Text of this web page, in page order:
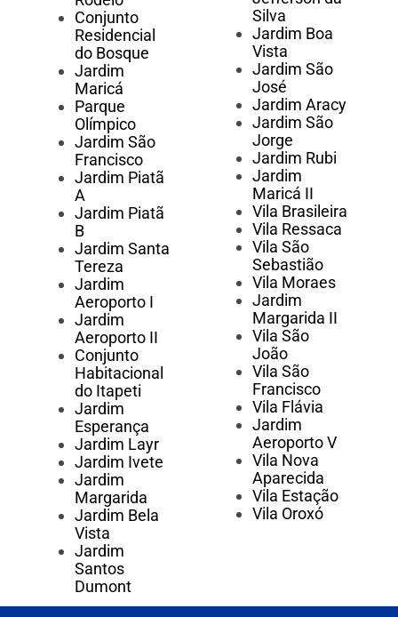
Conjunto
Residencial
do Bosque
Jardim
Maricá
Parque
Olímpico
Jardim São
Francisco
Jardim Piatã
A
Jardim Piatã
B
Jardim Santa
Tereza
Jardim
Aeroporto I
Jardim
Aeroporto II
Conjunto
Habitacional
do Itapeti
Jardim
Esperança
Jardim Layr
Jardim Ivete
Jardim
Margarida
Jardim Bela
Vista
Jardim
Santos
Dumont
Silva
Jardim Boa
Vista
Jardim São
José
Jardim Aracy
Jardim São
Jorge
Jardim Rubi
Jardim
Maricá II
Vila Brasileira
Vila Ressaca
Vila São
Sebastião
Vila Moraes
Jardim
Margarida II
Vila São
João
Vila São
Francisco
Vila Flávia
Jardim
Aeroporto V
Vila Nova
Aparecida
Vila Estação
Vila Oroxó